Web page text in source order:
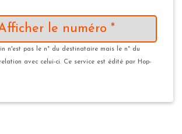
le numéro *
n'est pas le n° du destinataire mais le n° du
avec celui-ci. Ce service est édité par Hop-